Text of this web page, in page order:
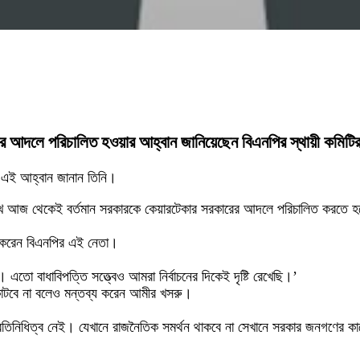
আদলে পরিচালিত হওয়ার আহ্বান জানিয়েছেন বিএনপির স্থায়ী
আহ্বান জানান তিনি।
আজ থেকেই বর্তমান সরকারকে কেয়ারটেকার সরকারের আদলে পরিচালিত করতে
বিএনপির এই নেতা।
বাধাবিপত্তি সত্ত্বেও আমরা নির্বাচনের দিকেই দৃষ্টি রেখেছি।’
না বলেও মন্তব্য করেন আমীর খসরু।
নেই। যেখানে রাজনৈতিক সমর্থন থাকবে না সেখানে সরকার জনগণের